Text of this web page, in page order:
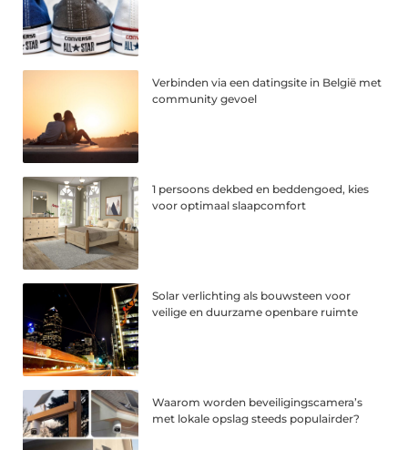
Verbinden via een datingsite in België met
community gevoel
1 persoons dekbed en beddengoed, kies
voor optimaal slaapcomfort
Solar verlichting als bouwsteen voor
veilige en duurzame openbare ruimte
Waarom worden beveiligingscamera’s
met lokale opslag steeds populairder?